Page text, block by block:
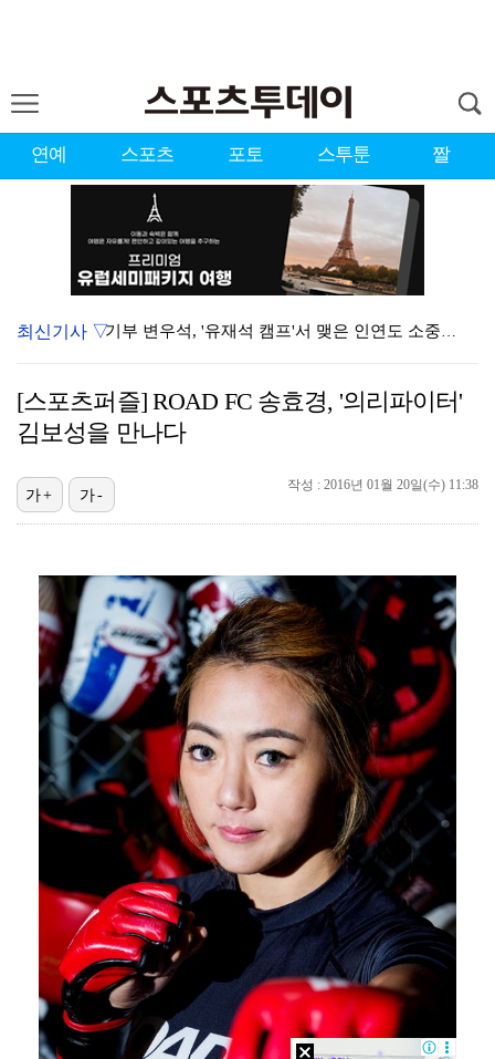
연예 스포츠 포토 스투툰 짤
기부 변우석, '유재석 캠프'서 맺은 인연도 소중히…"…
박지훈, 상하이 팬미팅 취소 "불가피한 사정"
'결혼의 완성' 이설이 완성한 입체적 서사
극한 폭염에 봉황대기 일정도 조정…7일 오전 경기만 진…
[ST포토] 최예림, 여유가 느껴지는 손인사
'갈비뼈 피로골절' 양키스 저지, 야외 훈련 시작…"올…
손흥민, 5경기 연속골 실패…LAFC는 90분 1-1 …
최신기사 ▽
[스포츠퍼즐] ROAD FC 송효경, '의리파이터'
김보성을 만나다
작성 : 2016년 01월 20일(수) 11:38
가+ 가-